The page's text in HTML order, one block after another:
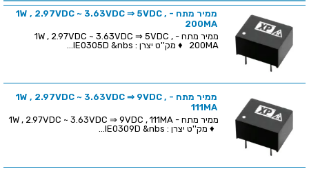
ממיר מתח - 1W , 2.97VDC ~ 3.63VDC ⇒ 5VDC ,
200MA
ממיר מתח - 1W , 2.97VDC ~ 3.63VDC ⇒ 5VDC ,
200MA ♦ מק''ט יצרן : IE0305D &nbs...
ממיר מתח - 1W , 2.97VDC ~ 3.63VDC ⇒ 9VDC ,
111MA
ממיר מתח - 1W , 2.97VDC ~ 3.63VDC ⇒ 9VDC , 111MA
♦ מק''ט יצרן : IE0309D &nbs...